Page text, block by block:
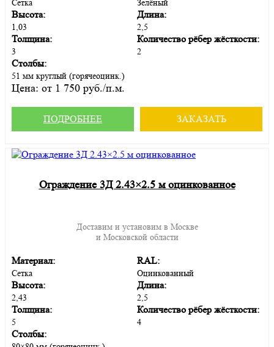
Сетка Зелёный
Высота:
1,03
Длина:
2,5
Толщина:
3
Количество рёбер жёсткости:
2
Столбы:
51 мм круглый (горячеоцинк.)
Цена: от 1 750 руб./п.м.
ПОДРОБНЕЕ ЗАКАЗАТЬ
Ограждение 3Д 2.43×2.5 м оцинкованное
Доставим и установим в Москве
и Московской области
Материал:
Сетка
RAL:
Оцинкованный
Высота:
2,43
Длина:
2,5
Толщина:
5
Количество рёбер жёсткости:
4
Столбы: